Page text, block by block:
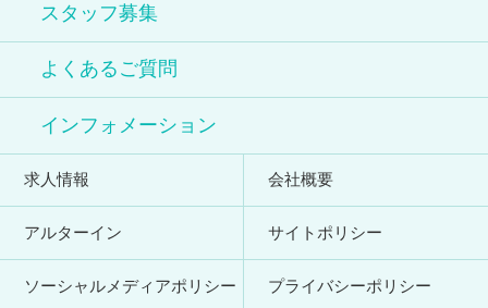
スタッフ募集
よくあるご質問
インフォメーション
求人情報 会社概要
アルターイン サイトポリシー
ソーシャルメディアポリシー プライバシーポリシー